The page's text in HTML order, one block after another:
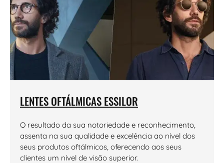
LENTES OFTÁLMICAS ESSILOR
O resultado da sua notoriedade e reconhecimento,
assenta na sua qualidade e excelência ao nível dos
seus produtos oftálmicos, oferecendo aos seus
clientes um nível de visão superior.